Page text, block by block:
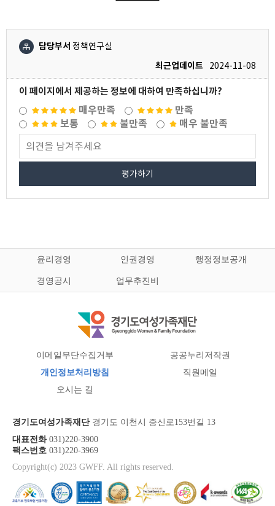
담당부서 정책연구실
최근업데이트
2024-11-08
이 페이지에서 제공하는 정보에 대하여 만족하십니까?
매우만족
만족
보통
불만족 매우 불만족
평가하기
윤리경영 인권경영 행정정보공개
경영공시 업무추진비
이메일무단수집거부
공공누리저작권
개인정보처리방침
직원메일
오시는 길
경기도여성가족재단경기도 이천시 증신로153번길 13
대표전화031)220-3900
팩스번호 031)220-3969
Copyright(c) 2023 GWFF. All rights reserved.